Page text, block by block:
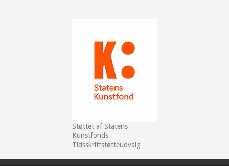
Støttet af Statens
Kunstfonds
Tidsskriftstøtteudvalg